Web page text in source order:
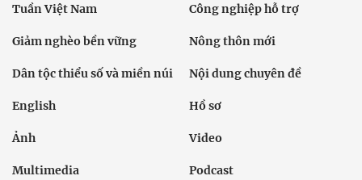
Tuần Việt Nam Công nghiệp hỗ trợ
Giảm nghèo bền vững Nông thôn mới
Dân tộc thiểu số và miền núi Nội dung chuyên đề
English Hồ sơ
Ảnh Video
Multimedia Podcast